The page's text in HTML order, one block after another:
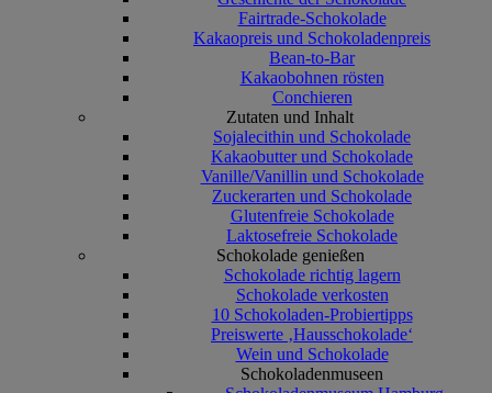
Fairtrade-Schokolade
Kakaopreis und Schokoladenpreis
Bean-to-Bar
Kakaobohnen rösten
Conchieren
Zutaten und Inhalt
Sojalecithin und Schokolade
Kakaobutter und Schokolade
Vanille/Vanillin und Schokolade
Zuckerarten und Schokolade
Glutenfreie Schokolade
Laktosefreie Schokolade
Schokolade genießen
Schokolade richtig lagern
Schokolade verkosten
10 Schokoladen-Probiertipps
Preiswerte ‚Hausschokolade‘
Wein und Schokolade
Schokoladenmuseen